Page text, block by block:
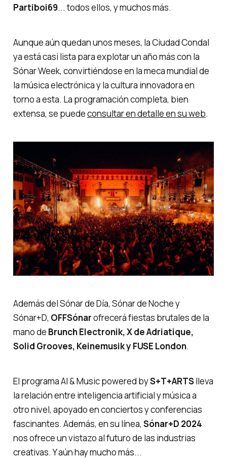
Partiboi69... todos ellos, y muchos más.
Aunque aún quedan unos meses, la Ciudad Condal
ya está casi lista para explotar un año más con la
Sónar Week, convirtiéndose en la meca mundial de
la música electrónica y la cultura innovadora en
torno a esta. La programación completa, bien
extensa, se puedeconsultar en detalle en su web.
Además delSónar de Día, Sónar de Nochey
Sónar+D, OFFSónarofrecerá fiestas brutales de la
mano de Brunch Electronik, X de Adriatique,
Solid Grooves, Keinemusik y FUSE London.
El programa AI & Musicpowered byS+T+ARTSlleva
la relación entre inteligencia artificial y música a
otro nivel, apoyado en conciertos y conferencias
fascinantes. Además, en su línea, Sónar+D 2024
nos ofrece un vistazo al futuro de las industrias
creativas. Y aún hay mucho más...